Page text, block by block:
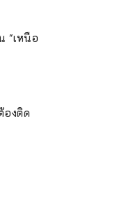
"เหนือ
องติด